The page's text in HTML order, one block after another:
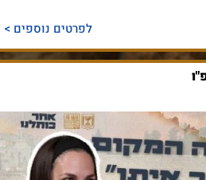
לפרטים נוספים >